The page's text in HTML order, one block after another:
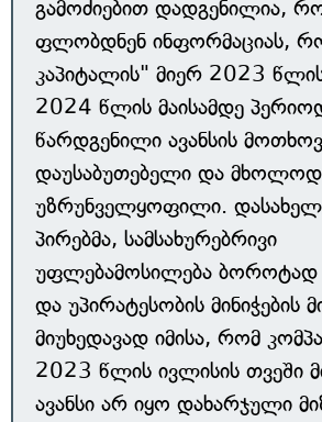
გამოძიებით დადგენილია,
ფლობდნენ ინფორმაციას,
კაპიტალის" მიერ 2023
2024 წლის მაისამდე
წარდგენილი ავანსის
დაუსაბუთებელი და
უზრუნველყოფილი.
პირებმა, სამსახურებრივი
უფლებამოსილება ბოროტად
და უპირატესობის მინიჭების
მიუხედავად იმისა, რომ
2023 წლის ივლისის თვეში
ავანსი არ იყო დახარჯული